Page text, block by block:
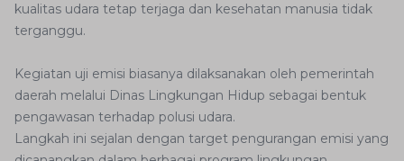
kualitas udara tetap terjaga dan kesehatan manusia tidak
terganggu.
Kegiatan uji emisi biasanya dilaksanakan oleh pemerintah
daerah melalui Dinas Lingkungan Hidup sebagai bentuk
pengawasan terhadap polusi udara.
Langkah ini sejalan dengan target pengurangan emisi yang